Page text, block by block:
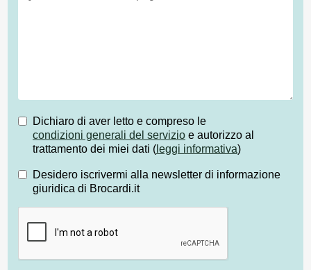
Dichiaro di aver letto e compreso le
condizioni generali del servizio e autorizzo al
trattamento dei miei dati ( leggi informativa)
Desidero iscrivermi alla newsletter di informazione
giuridica di Brocardi.it